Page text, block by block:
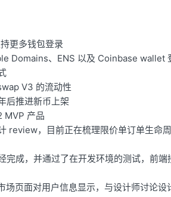
更多钱包登录
Domains、ENS 以及 Coinbase wallet
V3 的流动性
后推进新币上架
MVP 产品
review，目前正在梳理限价单订单生命
完成，并通过了在开发环境的测试，前
场页面对用户信息显示，与设计师讨论设